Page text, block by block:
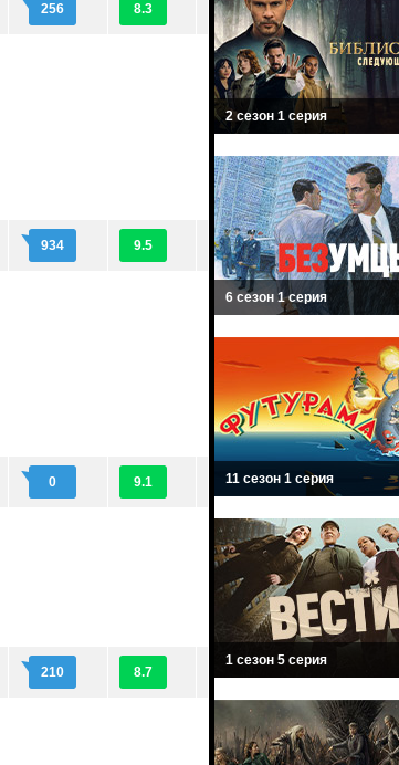
256 8.3
934 9.5
0 9.1
210 8.7
2 сезон 1 серия
6 сезон 1 серия
11 сезон 1 серия
1 сезон 5 серия